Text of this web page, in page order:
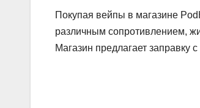
Покупая вейпы в магазине
различным сопротивлением,
Магазин предлагает заправку